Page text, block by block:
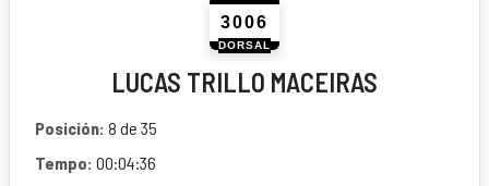
3006
DORSAL
LUCAS TRILLO MACEIRAS
Posición: 8 de 35
Tempo: 00:04:36